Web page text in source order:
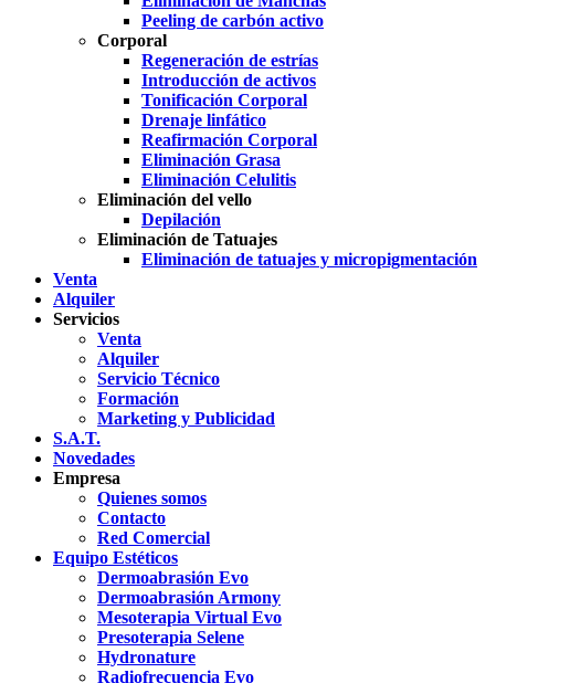
Peeling de carbón activo
Corporal
Regeneración de estrías
Introducción de activos
Tonificación Corporal
Drenaje linfático
Reafirmación Corporal
Eliminación Grasa
Eliminación Celulitis
Eliminación del vello
Depilación
Eliminación de Tatuajes
Eliminación de tatuajes y micropigmentación
Venta
Alquiler
Servicios
Venta
Alquiler
Servicio Técnico
Formación
Marketing y Publicidad
S.A.T.
Novedades
Empresa
Quienes somos
Contacto
Red Comercial
Equipo Estéticos
Dermoabrasión Evo
Dermoabrasión Armony
Mesoterapia Virtual Evo
Presoterapia Selene
Hydronature
Radiofrecuencia Evo